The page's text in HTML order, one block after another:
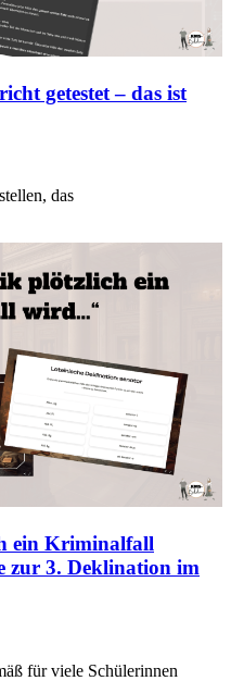
getestet – das ist
das
ein Kriminalfall
zur 3. Deklination im
für viele Schülerinnen